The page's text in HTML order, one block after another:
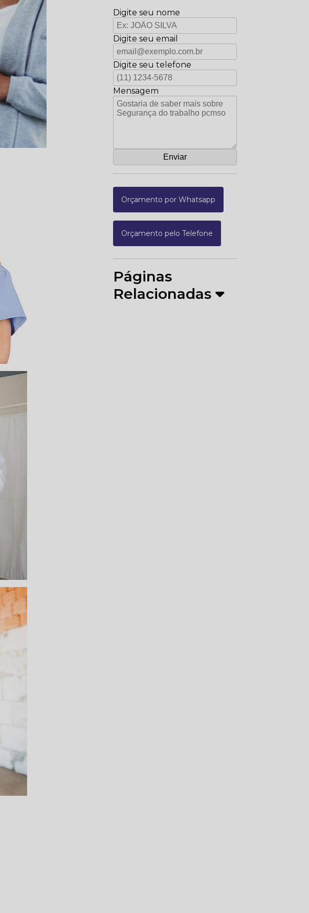
Digite seu nome
Digite seu email
Digite seu telefone
Mensagem
Orçamento por Whatsapp
Orçamento pelo Telefone
Páginas
Relacionadas